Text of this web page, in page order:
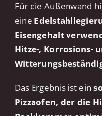
Für die Außenwand
eine
Eisengehalt
Hitze-, Korrosions-
Das Ergebnis ist ein
Pizzaofen, der die